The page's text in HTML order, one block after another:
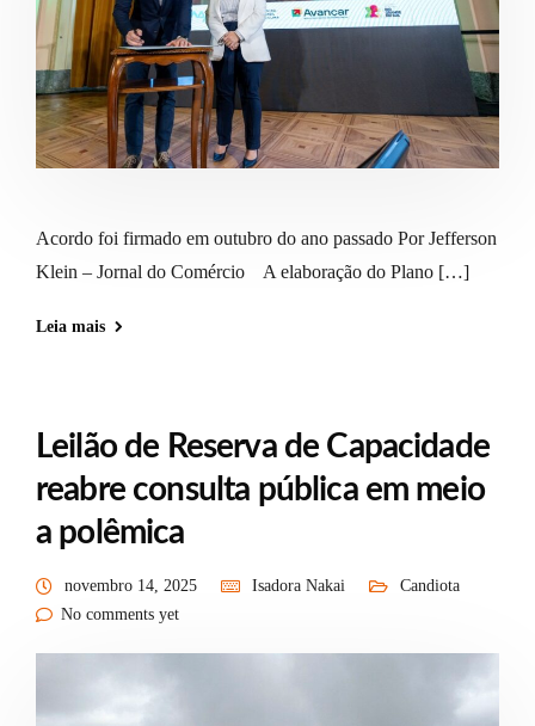
Acordo foi firmado em outubro do ano passado Por Jefferson
Klein – Jornal do Comércio A elaboração do Plano […]
Leia mais
Leilão de Reserva de Capacidade
reabre consulta pública em meio
a polêmica
novembro 14, 2025 Isadora Nakai
Candiota
No comments yet